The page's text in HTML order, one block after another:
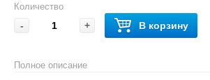
Количество
- + В корзину
Полное описание